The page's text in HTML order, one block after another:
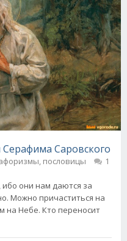
Саровского
пословицы 1
ибо они нам даются за
Можно причаститься на
на Небе. Кто переносит